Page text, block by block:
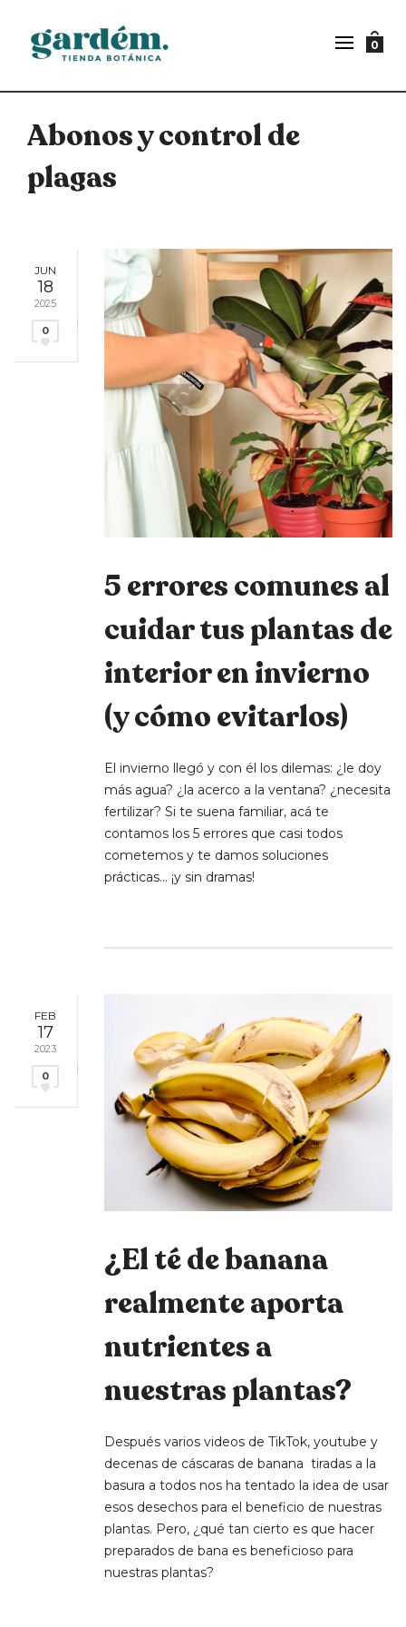
0
Abonos y control de
plagas
JUN
18
2025
0
5 errores comunes al
cuidar tus plantas de
interior en invierno
(y cómo evitarlos)
El invierno llegó y con él los dilemas: ¿le doy
más agua? ¿la acerco a la ventana? ¿necesita
fertilizar? Si te suena familiar, acá te
contamos los 5 errores que casi todos
cometemos y te damos soluciones
prácticas… ¡y sin dramas!
FEB
17
2023
0
¿El té de banana
realmente aporta
nutrientes a
nuestras plantas?
Después varios videos de TikTok, youtube y
decenas de cáscaras de banana tiradas a la
basura a todos nos ha tentado la idea de usar
esos desechos para el beneficio de nuestras
plantas. Pero, ¿qué tan cierto es que hacer
preparados de bana es beneficioso para
nuestras plantas?